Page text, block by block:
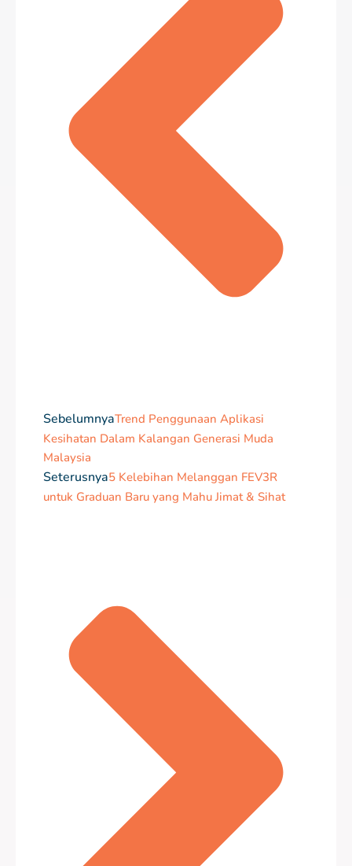
SebelumnyaTrend Penggunaan Aplikasi
Kesihatan Dalam Kalangan Generasi Muda
Malaysia
Seterusnya5 Kelebihan Melanggan FEV3R
untuk Graduan Baru yang Mahu Jimat & Sihat